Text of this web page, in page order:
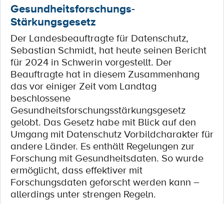
Gesundheitsforschungs-
Stärkungsgesetz
Der Landesbeauftragte für Datenschutz,
Sebastian Schmidt, hat heute seinen Bericht
für 2024 in Schwerin vorgestellt. Der
Beauftragte hat in diesem Zusammenhang
das vor einiger Zeit vom Landtag
beschlossene
Gesundheitsforschungsstärkungsgesetz
gelobt. Das Gesetz habe mit Blick auf den
Umgang mit Datenschutz Vorbildcharakter für
andere Länder. Es enthält Regelungen zur
Forschung mit Gesundheitsdaten. So wurde
ermöglicht, dass effektiver mit
Forschungsdaten geforscht werden kann –
allerdings unter strengen Regeln.